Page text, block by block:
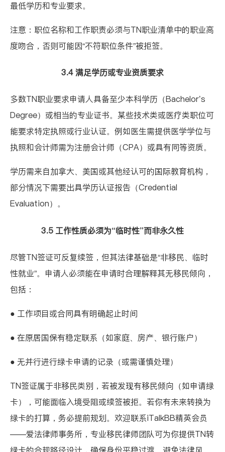
最低学历和专业要求。
注意：职位名称和工作职责必须与TN职业清单中的职业高
度吻合，否则可能因“不符职位条件”被拒签。
3.4 满足学历或专业资质要求
多数TN职业要求申请人具备至少本科学历（Bachelor’s
Degree）或相当的专业证书。某些技术类或医疗类职位可
能要求特定执照或行业认证。例如医生需提供医学学位与
执照和会计师需为注册会计师（CPA）或具有同等资质。
学历需来自加拿大、美国或其他经认可的国际教育机构，
部分情况下需要出具学历认证报告（Credential
Evaluation） 。
3.5 工作性质必须为“临时性”而非永久性
尽管TN签证可反复续签，但其法律基础是“非移民、临时
性就业”。申请人必须能在申请时合理解释其无移民倾向，
包括：
● 工作项目或合同具有明确起止时间
● 在原居国保有稳定联系（如家庭、房产、银行账户）
● 无并行进行绿卡申请的记录（或需谨慎处理）
TN签证属于非移民类别，若被发现有移民倾向（如申请绿
卡），可能面临入境受阻或续签被拒。若你有未来转换为
绿卡的打算，务必提前规划。欢迎联系iTalkBB精英会员
——爱法律师事务所 ，专业移民律师团队可为你提供TN转
绿卡的合规路径设计，确保身份平稳过渡、避免法律风